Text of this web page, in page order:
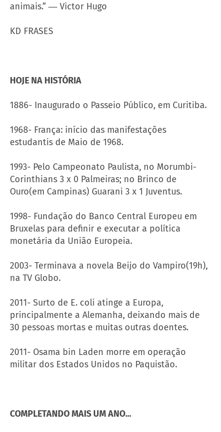
animais.” ― Victor Hugo
KD FRASES
HOJE NA HISTÓRIA
1886- Inaugurado o Passeio Público, em Curitiba.
1968- França: início das manifestações
estudantis de Maio de 1968.
1993- Pelo Campeonato Paulista, no Morumbi-
Corinthians 3 x 0 Palmeiras; no Brinco de
Ouro(em Campinas) Guarani 3 x 1 Juventus.
1998- Fundação do Banco Central Europeu em
Bruxelas para definir e executar a política
monetária da União Europeia.
2003- Terminava a novela Beijo do Vampiro(19h),
na TV Globo.
2011- Surto de E. coli atinge a Europa,
principalmente a Alemanha, deixando mais de
30 pessoas mortas e muitas outras doentes.
2011- Osama bin Laden morre em operação
militar dos Estados Unidos no Paquistão.
COMPLETANDO MAIS UM ANO...